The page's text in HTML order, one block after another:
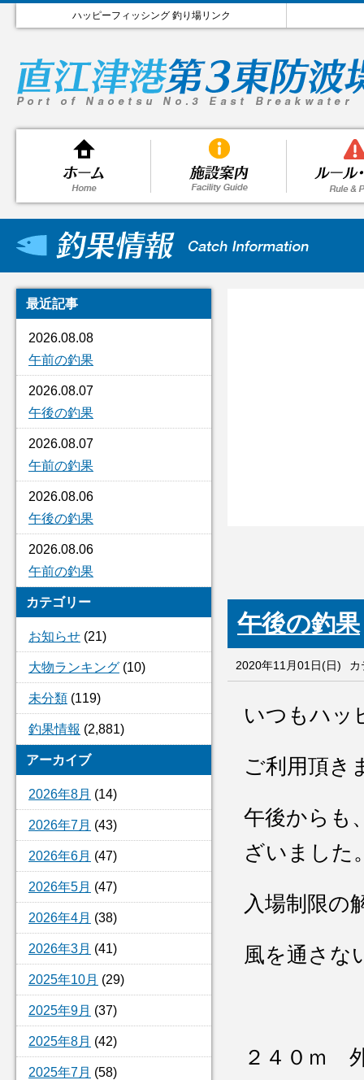
ハッピーフィッシング 釣り場リンク
最近記事
2026.08.08
午前の釣果
2026.08.07
午後の釣果
2026.08.07
午前の釣果
2026.08.06
午後の釣果
2026.08.06
午前の釣果
カテゴリー
お知らせ (21)
大物ランキング (10)
未分類 (119)
釣果情報 (2,881)
アーカイブ
2026年8月 (14)
2026年7月 (43)
2026年6月 (47)
2026年5月 (47)
2026年4月 (38)
2026年3月 (41)
2025年10月 (29)
2025年9月 (37)
2025年8月 (42)
2025年7月 (58)
午後の釣果
2020年11月01日(日) カ
いつもハッ
ご利用頂き
午後からも
ざいました
入場制限の
風を通さな
２４０ｍ